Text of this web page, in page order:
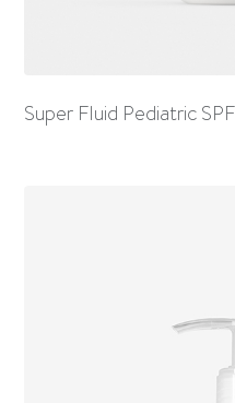
Super Fluid Pediatric